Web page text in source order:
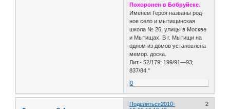
Похоронен в Бобруйске.
Именем Героя названы род­
ное село и мытищинская
школа № 26, улицы в Москве
и Мытищах. В г. Мы­тищи на
одном из домов установлена
мемор. доска.
Лит.- 52/179; 199/91—93;
837/84."
0
Поделиться 2
2010-